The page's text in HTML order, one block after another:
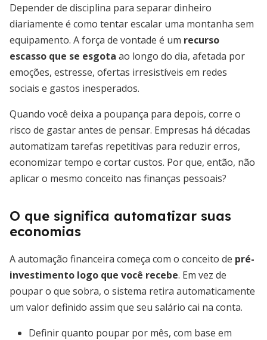
Depender de disciplina para separar dinheiro
diariamente é como tentar escalar uma montanha sem
equipamento. A força de vontade é um recurso
escasso que se esgota ao longo do dia, afetada por
emoções, estresse, ofertas irresistíveis em redes
sociais e gastos inesperados.
Quando você deixa a poupança para depois, corre o
risco de gastar antes de pensar. Empresas há décadas
automatizam tarefas repetitivas para reduzir erros,
economizar tempo e cortar custos. Por que, então, não
aplicar o mesmo conceito nas finanças pessoais?
O que significa automatizar suas
economias
A automação financeira começa com o conceito de pré-
investimento logo que você recebe. Em vez de
poupar o que sobra, o sistema retira automaticamente
um valor definido assim que seu salário cai na conta.
Definir quanto poupar por mês, com base em